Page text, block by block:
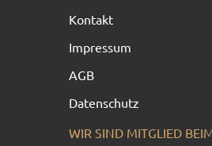
Kontakt
Impressum
AGB
Datenschutz
WIR SIND MITGLIED